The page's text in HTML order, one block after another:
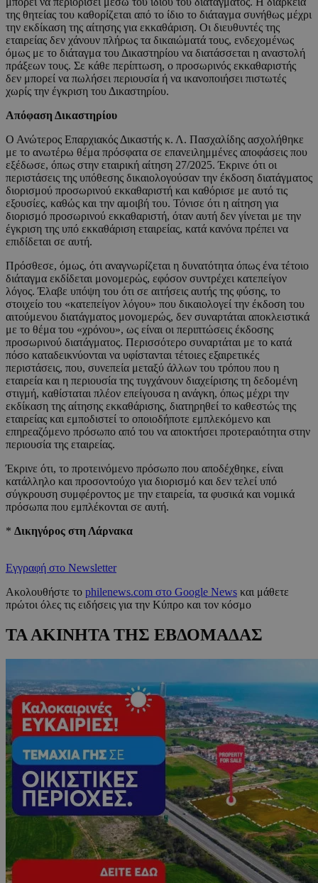
της θητείας του καθορίζεται από το ίδιο το διάταγμα συνήθως μέχρι
την εκδίκαση της αίτησης για εκκαθάριση. Οι διευθυντές της
εταιρείας δεν χάνουν πλήρως τα δικαιώματά τους, ενδεχομένως
όμως με το διάταγμα του Δικαστηρίου να διατάσσεται η αναστολή
πράξεων τους. Σε κάθε περίπτωση, ο προσωρινός εκκαθαριστής
δεν μπορεί να πωλήσει περιουσία ή να ικανοποιήσει πιστωτές
χωρίς την έγκριση του Δικαστηρίου.
Απόφαση Δικαστηρίου
Ο Ανώτερος Επαρχιακός Δικαστής κ. Λ. Πασχαλίδης ασχολήθηκε
με το ανωτέρω θέμα πρόσφατα σε επανειλημμένες αποφάσεις που
εξέδωσε, όπως στην εταιρική αίτηση 27/2025. Έκρινε ότι οι
περιστάσεις της υπόθεσης δικαιολογούσαν την έκδοση διατάγματος
διορισμού προσωρινού εκκαθαριστή και καθόρισε με αυτό τις
εξουσίες, καθώς και την αμοιβή του. Τόνισε ότι η αίτηση για
διορισμό προσωρινού εκκαθαριστή, όταν αυτή δεν γίνεται με την
έγκριση της υπό εκκαθάριση εταιρείας, κατά κανόνα πρέπει να
επιδίδεται σε αυτή.
Πρόσθεσε, όμως, ότι αναγνωρίζεται η δυνατότητα όπως ένα τέτοιο
διάταγμα εκδίδεται μονομερώς, εφόσον συντρέχει κατεπείγον
λόγος. Έλαβε υπόψη του ότι σε αιτήσεις αυτής της φύσης, το
στοιχείο του «κατεπείγον λόγου» που δικαιολογεί την έκδοση του
αιτούμενου διατάγματος μονομερώς, δεν συναρτάται αποκλειστικά
με το θέμα του «χρόνου», ως είναι οι περιπτώσεις έκδοσης
προσωρινού διατάγματος. Περισσότερο συναρτάται με το κατά
πόσο καταδεικνύονται να υφίστανται τέτοιες εξαιρετικές
περιστάσεις, που, συνεπεία μεταξύ άλλων του τρόπου που η
εταιρεία και η περιουσία της τυγχάνουν διαχείρισης τη δεδομένη
στιγμή, καθίσταται πλέον επείγουσα η ανάγκη, όπως μέχρι την
εκδίκαση της αίτησης εκκαθάρισης, διατηρηθεί το καθεστώς της
εταιρείας και εμποδιστεί το οποιοδήποτε εμπλεκόμενο και
επηρεαζόμενο πρόσωπο από του να αποκτήσει προτεραιότητα στην
περιουσία της εταιρείας.
Έκρινε ότι, το προτεινόμενο πρόσωπο που αποδέχθηκε, είναι
κατάλληλο και προσοντούχο για διορισμό και δεν τελεί υπό
σύγκρουση συμφέροντος με την εταιρεία, τα φυσικά και νομικά
πρόσωπα που εμπλέκονται σε αυτή.
* Δικηγόρος στη Λάρνακα
Εγγραφή στο Newsletter
Ακολουθήστε το philenews.com στο Google News και μάθετε
πρώτοι όλες τις ειδήσεις για την Κύπρο και τον κόσμο
ΤΑ ΑΚΙΝΗΤΑ ΤΗΣ ΕΒΔΟΜΑΔΑΣ